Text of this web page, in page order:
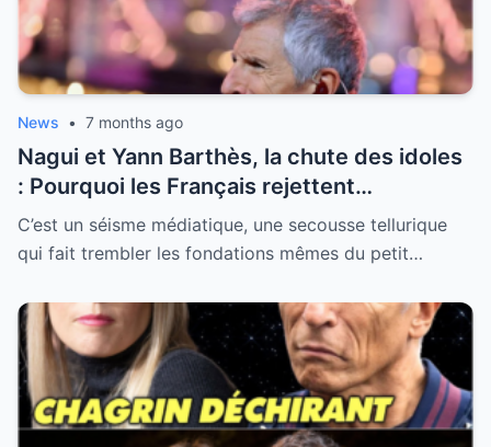
News • 7 months ago
Nagui et Yann Barthès, la chute des idoles
: Pourquoi les Français rejettent
massivement les “donneurs de leçons” de
la télévision
C’est un séisme médiatique, une secousse tellurique
qui fait trembler les fondations mêmes du petit…